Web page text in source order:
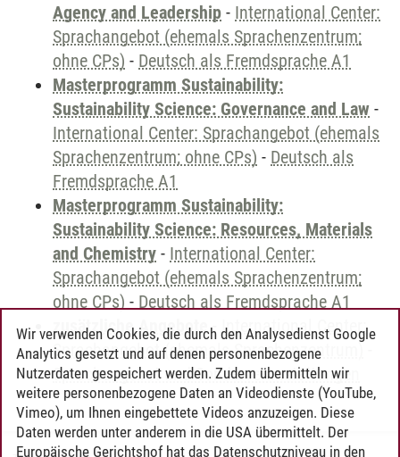
Agency and Leadership - International Center:
Sprachangebot (ehemals Sprachenzentrum;
ohne CPs) - Deutsch als Fremdsprache A1
Masterprogramm Sustainability:
Sustainability Science: Governance and Law -
International Center: Sprachangebot (ehemals
Sprachenzentrum; ohne CPs) - Deutsch als
Fremdsprache A1
Masterprogramm Sustainability:
Sustainability Science: Resources, Materials
and Chemistry - International Center:
Sprachangebot (ehemals Sprachenzentrum;
ohne CPs) - Deutsch als Fremdsprache A1
zusätzliche Angebote- International Center:
Sprachangebot (ehemals Sprachenzentrum)
Sprachangebot und Sonderveranstaltungen
Wir verwenden Cookies, die durch den Analysedienst Google
Analytics gesetzt und auf denen personenbezogene
Nutzerdaten gespeichert werden. Zudem übermitteln wir
weitere personenbezogene Daten an Videodienste (YouTube,
Vimeo), um Ihnen eingebettete Videos anzuzeigen. Diese
Daten werden unter anderem in die USA übermittelt. Der
Europäische Gerichtshof hat das Datenschutzniveau in den